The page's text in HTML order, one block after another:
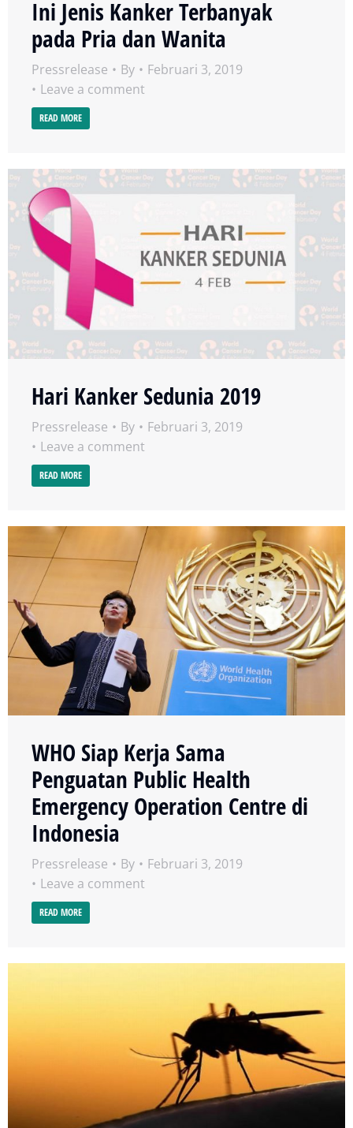
Ini Jenis Kanker Terbanyak
pada Pria dan Wanita
Pressrelease By
Februari 3, 2019
Leave a comment
READ MORE
Hari Kanker Sedunia 2019
Pressrelease By
Februari 3, 2019
Leave a comment
READ MORE
WHO Siap Kerja Sama
Penguatan Public Health
Emergency Operation Centre di
Indonesia
Pressrelease By
Februari 3, 2019
Leave a comment
READ MORE